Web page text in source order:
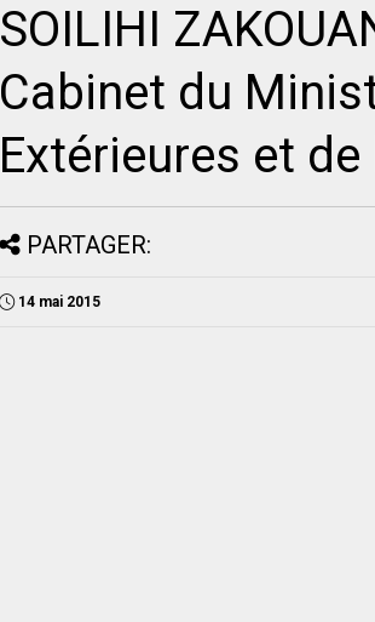
SOILIHI
Cabinet du
Extérieures et
PARTAGER:
14 mai 2015